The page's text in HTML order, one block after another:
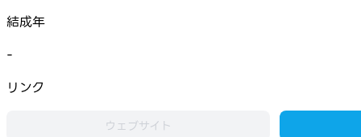
結成年
-
リンク
ウェブサイト